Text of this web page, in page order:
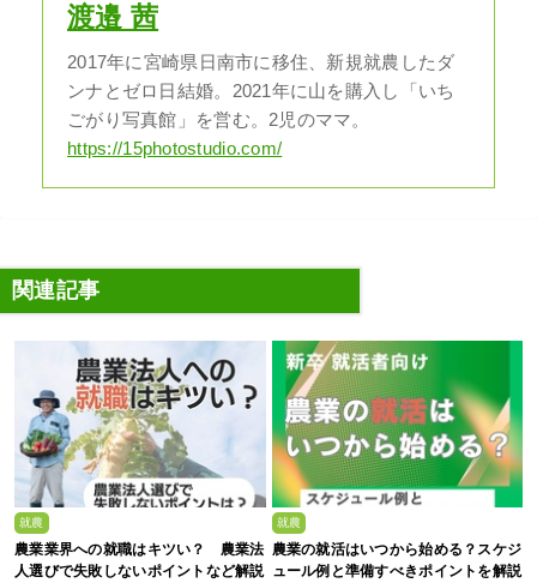
渡邉 茜
2017年に宮崎県日南市に移住、新規就農したダ
ンナとゼロ日結婚。2021年に山を購入し「いち
ごがり写真館」を営む。2児のママ。
https://15photostudio.com/
関連記事
就農
農業業界への就職はキツい？ 農業法
人選びで失敗しないポイントなど解説
就農
農業の就活はいつから始める？スケジ
ュール例と準備すべきポイントを解説